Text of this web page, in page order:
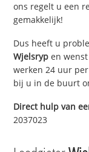
ons regelt u een
gemakkelijk!
Dus heeft u
Wjelsryp en
werken 24 uur
bij u in de buurt
Direct hulp van
2037023